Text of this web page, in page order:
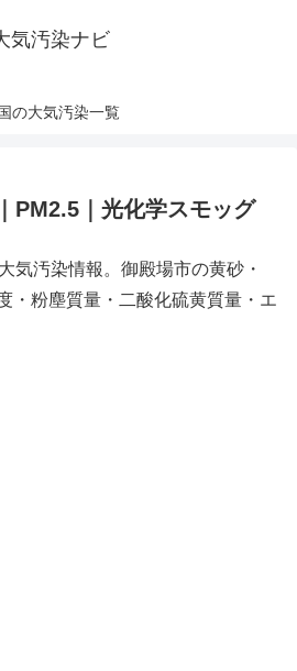
気汚染ナビ
の大気汚染一覧
PM2.5｜光化学スモッグ
気汚染情報。御殿場市の黄砂・
・粉塵質量・二酸化硫黄質量・エ